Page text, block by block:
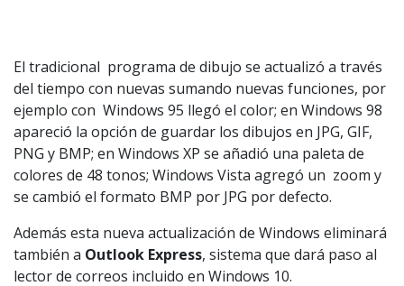
El tradicional programa de dibujo se actualizó a través
del tiempo con nuevas sumando nuevas funciones, por
ejemplo con Windows 95 llegó el color; en Windows 98
apareció la opción de guardar los dibujos en JPG, GIF,
PNG y BMP; en Windows XP se añadió una paleta de
colores de 48 tonos; Windows Vista agregó un zoom y
se cambió el formato BMP por JPG por defecto.
Además esta nueva actualización de Windows eliminará
también a Outlook Express, sistema que dará paso al
lector de correos incluido en Windows 10.